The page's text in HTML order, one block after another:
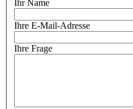
Ihr Name
Ihre E-Mail-Adresse
Ihre Frage